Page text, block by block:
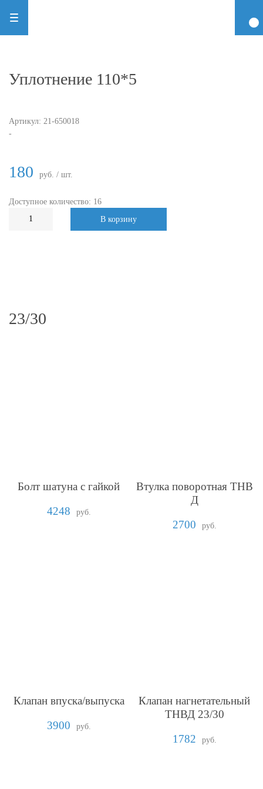
Уплотнение 110*5
Артикул: 21-650018
-
180 руб. / шт.
Доступное количество: 16
В корзину
23/30
Болт шатуна с гайкой
4248
руб.
Втулка поворотная ТНВ
Д
2700
руб.
Клапан впуска/выпуска
3900
руб.
Клапан нагнетательный
ТНВД 23/30
1782
руб.